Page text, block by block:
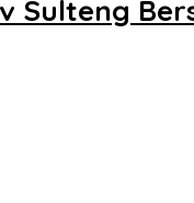
Sulteng